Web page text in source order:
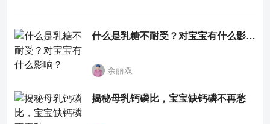
什么是乳糖不耐受？对宝宝有什么影响？
余丽双
揭秘母乳钙磷比，宝宝缺钙磷不再愁